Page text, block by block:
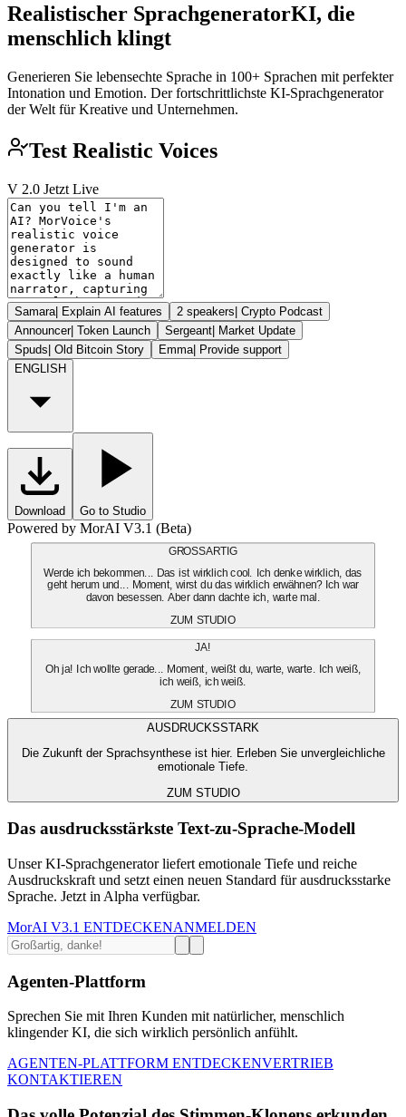
Realistischer SprachgeneratorKI, die
menschlich klingt
Generieren Sie lebensechte Sprache in 100+ Sprachen mit perfekter
Intonation und Emotion. Der fortschrittlichste KI-Sprachgenerator
der Welt für Kreative und Unternehmen.
Test Realistic Voices
V 2.0 Jetzt Live
Samara| Explain AI features 2 speakers| Crypto Podcast
Announcer| Token Launch Sergeant| Market Update
Spuds| Old Bitcoin Story Emma| Provide support
ENGLISH
Download Go to Studio
Powered by MorAI V3.1 (Beta)
GROSSARTIG
Werde ich bekommen... Das ist wirklich cool. Ich denke wirklich, das
geht herum und... Moment, wirst du das wirklich erwähnen? Ich war
davon besessen. Aber dann dachte ich, warte mal.
ZUM STUDIO
JA!
Oh ja! Ich wollte gerade... Moment, weißt du, warte, warte. Ich weiß,
ich weiß, ich weiß.
ZUM STUDIO
AUSDRUCKSSTARK
Die Zukunft der Sprachsynthese ist hier. Erleben Sie unvergleichliche
emotionale Tiefe.
ZUM STUDIO
Das ausdrucksstärkste Text-zu-Sprache-Modell
Unser KI-Sprachgenerator liefert emotionale Tiefe und reiche
Ausdruckskraft und setzt einen neuen Standard für ausdrucksstarke
Sprache. Jetzt in Alpha verfügbar.
MorAI V3.1 ENTDECKENANMELDEN
Agenten-Plattform
Sprechen Sie mit Ihren Kunden mit natürlicher, menschlich
klingender KI, die sich wirklich persönlich anfühlt.
AGENTEN-PLATTFORM ENTDECKENVERTRIEB
KONTAKTIEREN